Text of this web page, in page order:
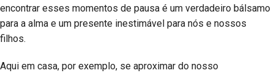
encontrar esses momentos de pausa é um verdadeiro bálsamo
para a alma e um presente inestimável para nós e nossos
filhos.
Aqui em casa, por exemplo, se aproximar do nosso